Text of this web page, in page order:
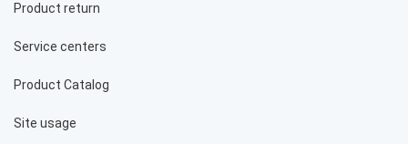
Product return
Service centers
Product Catalog
Site usage